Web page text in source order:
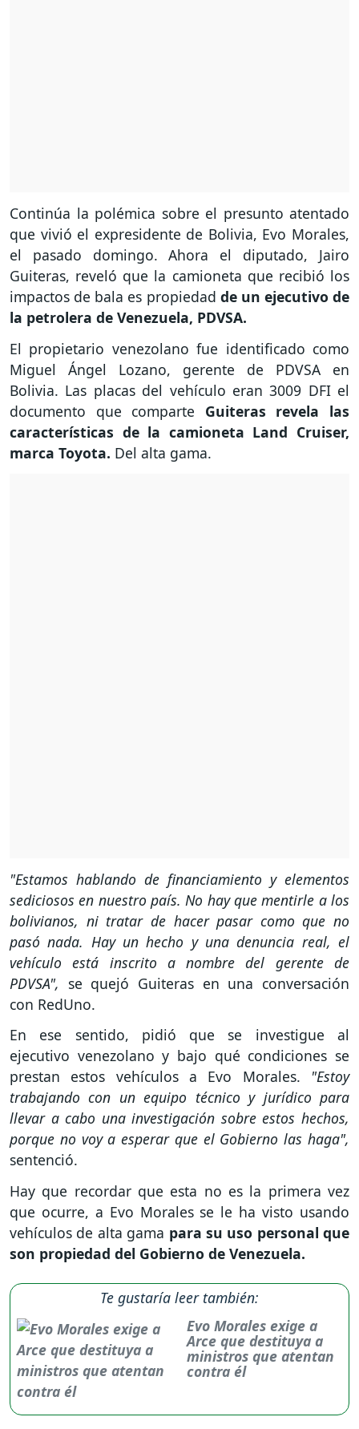
Continúa la polémica sobre el presunto atentado
que vivió el expresidente de Bolivia, Evo Morales,
el pasado domingo. Ahora el diputado, Jairo
Guiteras, reveló que la camioneta que recibió los
impactos de bala es propiedad de un ejecutivo de
la petrolera de Venezuela, PDVSA.
El propietario venezolano fue identificado como
Miguel Ángel Lozano, gerente de PDVSA en
Bolivia. Las placas del vehículo eran 3009 DFI el
documento que comparte Guiteras revela las
características de la camioneta Land Cruiser,
marca Toyota. Del alta gama.
"Estamos hablando de financiamiento y elementos
sediciosos en nuestro país. No hay que mentirle a los
bolivianos, ni tratar de hacer pasar como que no
pasó nada. Hay un hecho y una denuncia real, el
vehículo está inscrito a nombre del gerente de
PDVSA", se quejó Guiteras en una conversación
con RedUno.
En ese sentido, pidió que se investigue al
ejecutivo venezolano y bajo qué condiciones se
prestan estos vehículos a Evo Morales. "Estoy
trabajando con un equipo técnico y jurídico para
llevar a cabo una investigación sobre estos hechos,
porque no voy a esperar que el Gobierno las haga",
sentenció.
Hay que recordar que esta no es la primera vez
que ocurre, a Evo Morales se le ha visto usando
vehículos de alta gama para su uso personal que
son propiedad del Gobierno de Venezuela.
Te gustaría leer también:
Evo Morales exige a
Arce que destituya a
ministros que atentan
contra él